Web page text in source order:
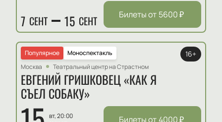
7 СЕНТ 15 СЕНТ Билеты от 5600₽
Моноспектакль
Популярное
Москва
Театральный центр на Страстном
ЕВГЕНИЙ ГРИШКОВЕЦ «КАК Я
СЪЕЛ СОБАКУ»
вт, 20:00
16+
Билеты от 4000₽